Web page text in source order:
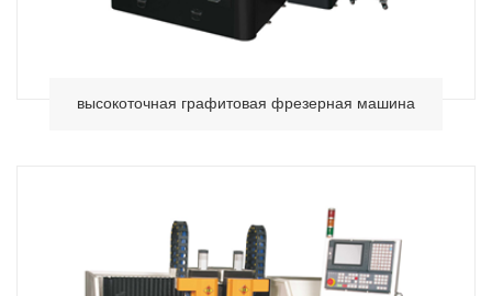
высокоточная графитовая фрезерная машина